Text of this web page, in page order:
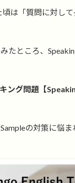
は「質問に対し
たところ、
ング問題【
の対策に悩